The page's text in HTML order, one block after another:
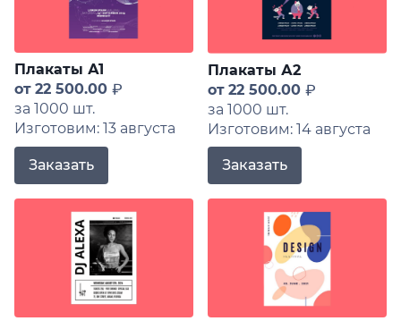
Плакаты А1
от 22 500.00
за 1000 шт.
Изготовим: 13 августа
Заказать
Плакаты А2
от 22 500.00
за 1000 шт.
Изготовим: 14 августа
Заказать